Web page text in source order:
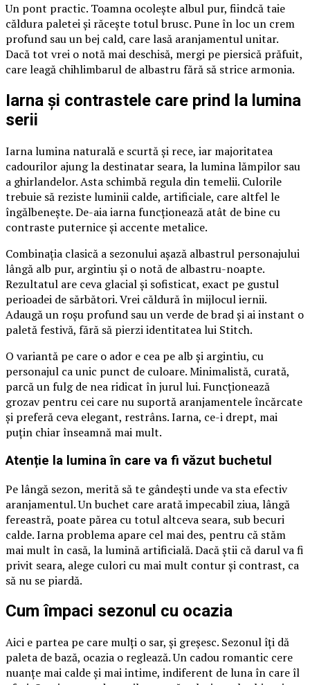
Un pont practic. Toamna ocolește albul pur, fiindcă taie
căldura paletei și răcește totul brusc. Pune în loc un crem
profund sau un bej cald, care lasă aranjamentul unitar.
Dacă tot vrei o notă mai deschisă, mergi pe piersică prăfuit,
care leagă chihlimbarul de albastru fără să strice armonia.
Iarna și contrastele care prind la lumina
serii
Iarna lumina naturală e scurtă și rece, iar majoritatea
cadourilor ajung la destinatar seara, la lumina lămpilor sau
a ghirlandelor. Asta schimbă regula din temelii. Culorile
trebuie să reziste luminii calde, artificiale, care altfel le
îngălbenește. De-aia iarna funcționează atât de bine cu
contraste puternice și accente metalice.
Combinația clasică a sezonului așază albastrul personajului
lângă alb pur, argintiu și o notă de albastru-noapte.
Rezultatul are ceva glacial și sofisticat, exact pe gustul
perioadei de sărbători. Vrei căldură în mijlocul iernii.
Adaugă un roșu profund sau un verde de brad și ai instant o
paletă festivă, fără să pierzi identitatea lui Stitch.
O variantă pe care o ador e cea pe alb și argintiu, cu
personajul ca unic punct de culoare. Minimalistă, curată,
parcă un fulg de nea ridicat în jurul lui. Funcționează
grozav pentru cei care nu suportă aranjamentele încărcate
și preferă ceva elegant, restrâns. Iarna, ce-i drept, mai
puțin chiar înseamnă mai mult.
Atenție la lumina în care va fi văzut buchetul
Pe lângă sezon, merită să te gândești unde va sta efectiv
aranjamentul. Un buchet care arată impecabil ziua, lângă
fereastră, poate părea cu totul altceva seara, sub becuri
calde. Iarna problema apare cel mai des, pentru că stăm
mai mult în casă, la lumină artificială. Dacă știi că darul va fi
privit seara, alege culori cu mai mult contur și contrast, ca
să nu se piardă.
Cum împaci sezonul cu ocazia
Aici e partea pe care mulți o sar, și greșesc. Sezonul îți dă
paleta de bază, ocazia o reglează. Un cadou romantic cere
nuanțe mai calde și mai intime, indiferent de luna în care îl